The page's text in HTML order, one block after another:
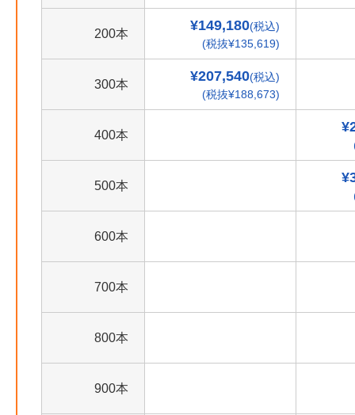
200本
¥149,180(税込)
(税抜¥135,619)
300本
¥207,540(税込)
(税抜¥188,673)
400本
500本
600本
700本
800本
900本